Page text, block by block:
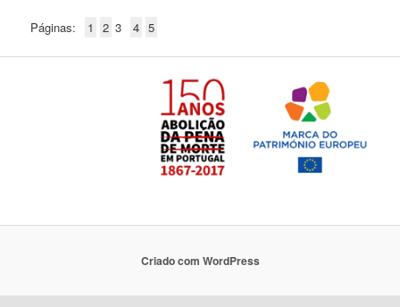
Páginas: 1 2 3 4 5
Criado com WordPress